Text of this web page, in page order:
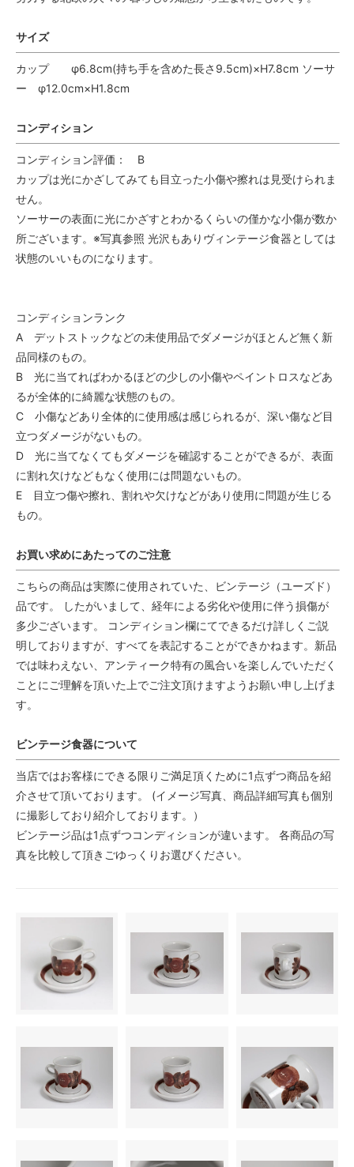
サイズ
カップ φ6.8cm(持ち手を含めた長さ9.5cm)×H7.8cm ソーサ
ー φ12.0cm×H1.8cm
コンディション
コンディション評価： B
カップは光にかざしてみても目立った小傷や擦れは見受けられま
せん。
ソーサーの表面に光にかざすとわかるくらいの僅かな小傷が数か
所ございます。※写真参照 光沢もありヴィンテージ食器としては
状態のいいものになります。
コンディションランク
A デットストックなどの未使用品でダメージがほとんど無く新
品同様のもの。
B 光に当てればわかるほどの少しの小傷やペイントロスなどあ
るが全体的に綺麗な状態のもの。
C 小傷などあり全体的に使用感は感じられるが、深い傷など目
立つダメージがないもの。
D 光に当てなくてもダメージを確認することができるが、表面
に割れ欠けなどもなく使用には問題ないもの。
E 目立つ傷や擦れ、割れや欠けなどがあり使用に問題が生じる
もの。
お買い求めにあたってのご注意
こちらの商品は実際に使用されていた、ビンテージ（ユーズド）
品です。 したがいまして、経年による劣化や使用に伴う損傷が
多少ございます。 コンディション欄にてできるだけ詳しくご説
明しておりますが、すべてを表記することができかねます。新品
では味わえない、アンティーク特有の風合いを楽しんでいただく
ことにご理解を頂いた上でご注文頂けますようお願い申し上げま
す。
ビンテージ食器について
当店ではお客様にできる限りご満足頂くために1点ずつ商品を紹
介させて頂いております。 (イメージ写真、商品詳細写真も個別
に撮影しており紹介しております。）
ビンテージ品は1点ずつコンディションが違います。 各商品の写
真を比較して頂きごゆっくりお選びください。